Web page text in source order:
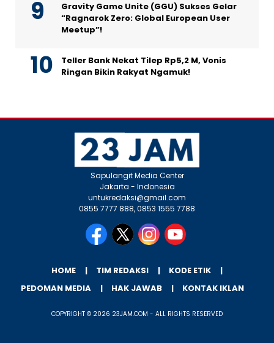
Gravity Game Unite (GGU) Sukses Gelar
“Ragnarok Zero: Global European User
Meetup”!
Teller Bank Nekat Tilep Rp5,2 M, Vonis
Ringan Bikin Rakyat Ngamuk!
Sapulangit Media Center
Jakarta - Indonesia
untukredaksi@gmail.com
0855 7777 888, 0853 1555 7788
HOME TIM REDAKSI
KODE ETIK
PEDOMAN MEDIA
HAK JAWAB KONTAK IKLAN
COPYRIGHT © 2026 23JAM.COM - ALL RIGHTS RESERVED